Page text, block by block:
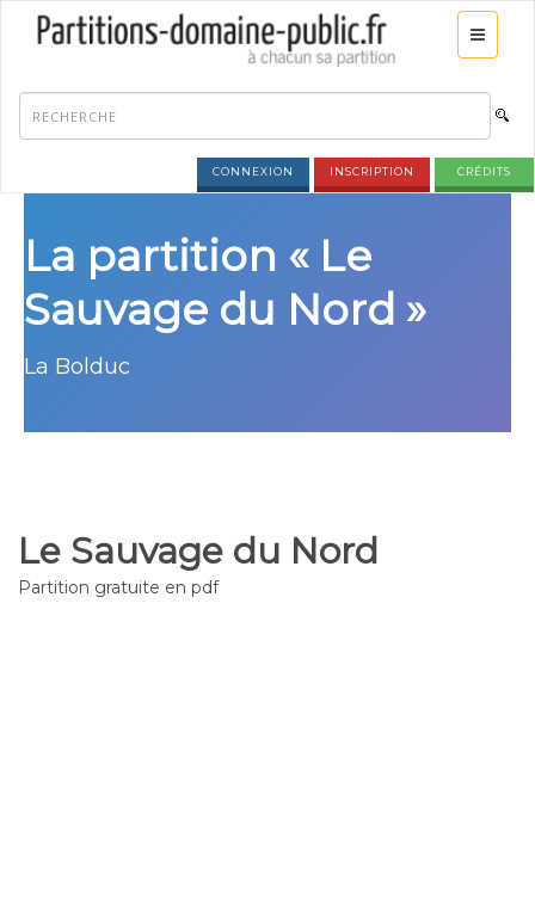
CONNEXION INSCRIPTION CRÉDITS
La partition « Le
Sauvage du Nord »
La Bolduc
Le Sauvage du Nord
Partition gratuite en pdf